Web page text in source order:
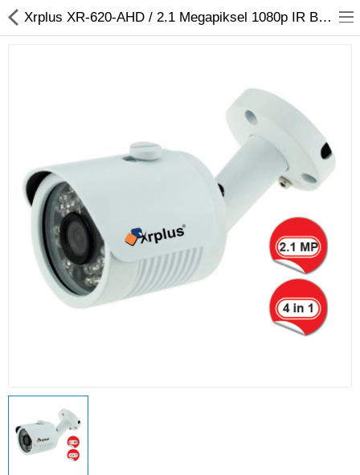
Kayıt Cihazları
Mobil Ürünler
Hırsız Alarm Sistemleri
Yangın Alarm Sistemleri
Aksesuarlar
Plaka Tanıma Sistemi
Xrplus XR-620-AHD / 2.1 Megapiksel 1080p IR Bullet AHD Kamera